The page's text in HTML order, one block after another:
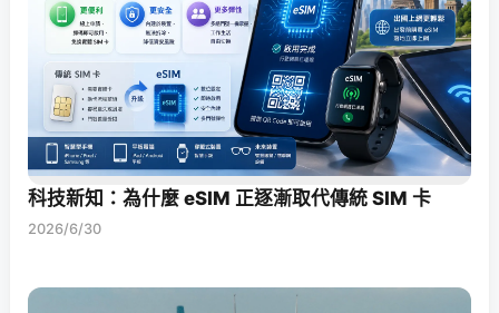
科技新知：為什麼 eSIM 正逐漸取代傳統 SIM 卡
2026/6/30